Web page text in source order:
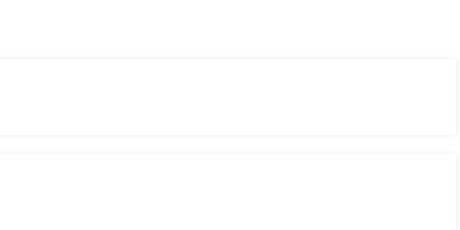
senza complicazioni.
del mercato.
piattaforme e dApp.